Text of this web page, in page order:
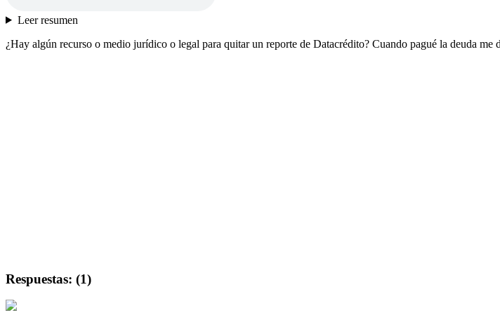
Leer resumen
¿Hay algún recurso o medio jurídico o legal para quitar un reporte de Datacrédito? Cuando pagué la deuda me
Respuestas: (1)